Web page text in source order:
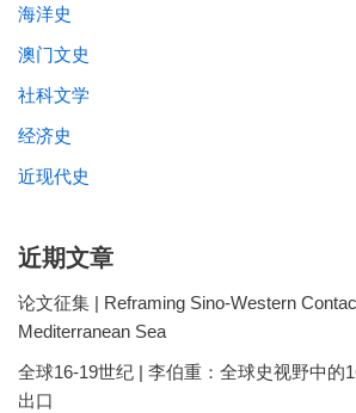
海洋史
澳门文史
社科文学
经济史
近现代史
近期文章
论文征集 | Reframing Sino-Western
Mediterranean Sea
全球16-19世纪 | 李伯重：全球史视野中
出口